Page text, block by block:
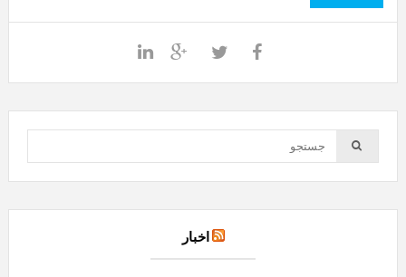
اخبار